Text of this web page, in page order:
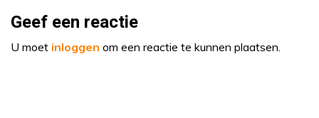
Geef een reactie
U moet inloggen om een reactie te kunnen plaatsen.